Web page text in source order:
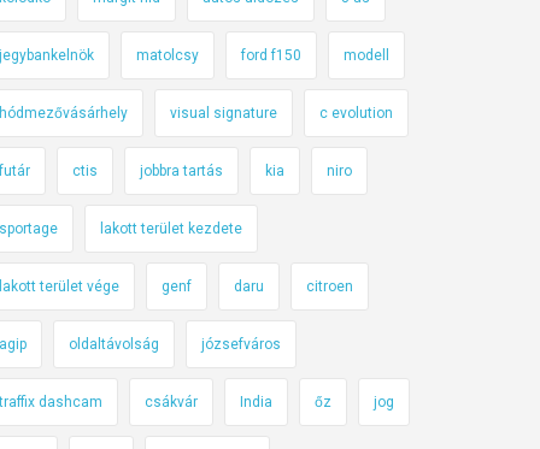
jegybankelnök matolcsy ford f150 modell
hódmezővásárhely visual signature c evolution
futár ctis jobbra tartás kia niro
sportage lakott terület kezdete
lakott terület vége genf daru citroen
agip oldaltávolság józsefváros
traffix dashcam csákvár India őz jog